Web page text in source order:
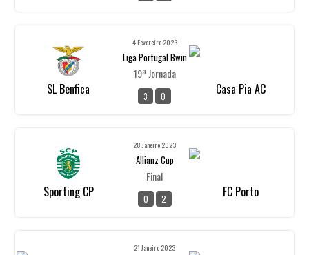
SL Benfica
4 Fevereiro 2023
Liga Portugal Bwin
19ª Jornada
3 0 Casa Pia AC
Sporting CP
28 Janeiro 2023
Allianz Cup
Final
0 2 FC Porto
21 Janeiro 2023